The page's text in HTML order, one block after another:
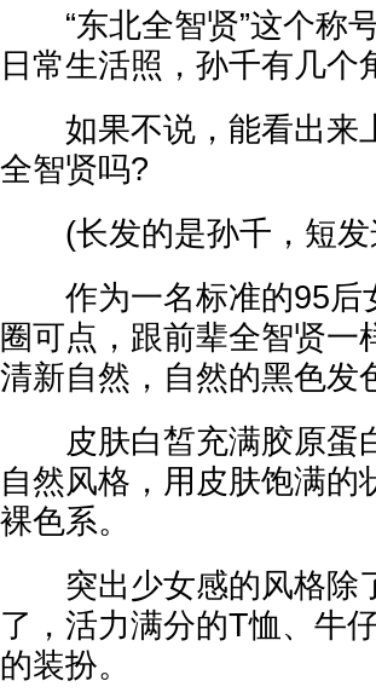
“东北全智贤”这个称
日常生活照，孙千有几
如果不说，能看出来
全智贤吗?
(长发的是孙千，短发
作为一名标准的95后
圈可点，跟前辈全智贤
清新自然，自然的黑色发
皮肤白皙充满胶原蛋
自然风格，用皮肤饱满
裸色系。
突出少女感的风格除
了，活力满分的T恤、牛
的装扮。